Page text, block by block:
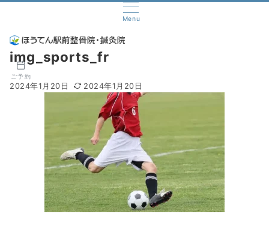
Menu
ご予約
img_sports_fr
2024年1月20日 2024年1月20日